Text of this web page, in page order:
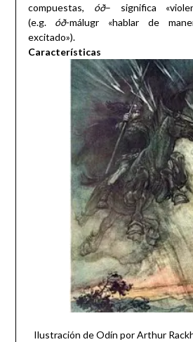
compuestas, óð– significa
(e.g. óð-málugr «hablar de
excitado»).
Características
Ilustración de Odín por Arthur